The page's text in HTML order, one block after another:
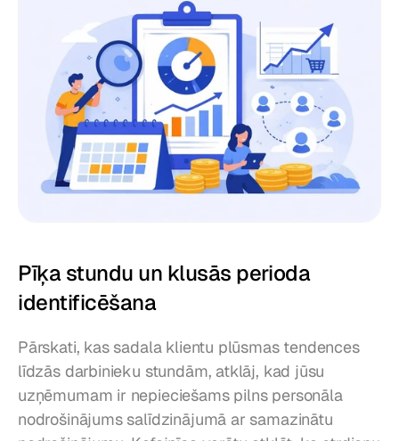
Pīķa stundu un klusās perioda
identificēšana
Pārskati, kas sadala klientu plūsmas tendences
līdzās darbinieku stundām, atklāj, kad jūsu
uzņēmumam ir nepieciešams pilns personāla
nodrošinājums salīdzinājumā ar samazinātu